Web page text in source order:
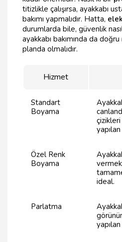
titizlikle çalışırsa, ayakkabı
bakımı yapmalıdır. Hatta,
durumlarda bile, güvenlik
ayakkabı bakımında da
planda olmalıdır.
Hizmet
Standart
Boyama
Özel Renk
Boyama
ideal.
Parlatma